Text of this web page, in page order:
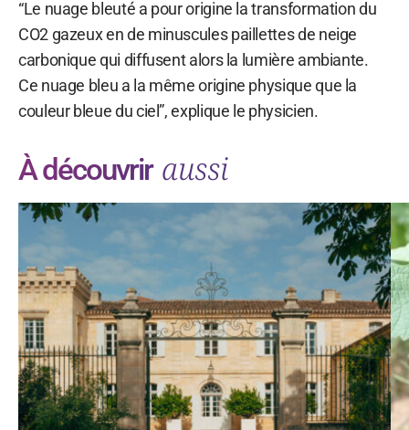
“Le nuage bleuté a pour origine la transformation du
CO2 gazeux en de minuscules paillettes de neige
carbonique qui diffusent alors la lumière ambiante.
Ce nuage bleu a la même origine physique que la
couleur bleue du ciel”, explique le physicien.
À découvrir aussi